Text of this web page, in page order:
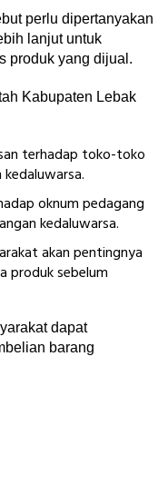
perlu dipertanyakan
lanjut untuk
produk yang dijual.
Kabupaten Lebak
terhadap toko-toko
oknum pedagang
kedaluwarsa.
akan pentingnya
produk sebelum
dapat
barang